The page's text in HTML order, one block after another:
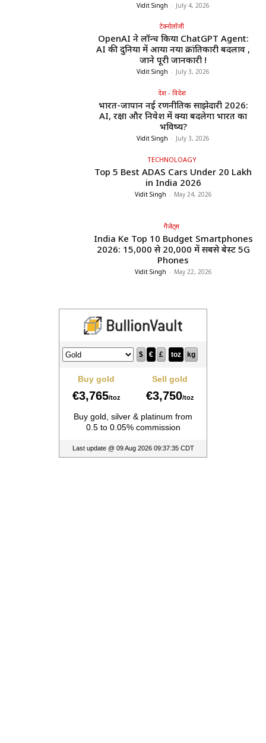
Vidit Singh - July 4, 2026
टेक्नोलॉजी
OpenAI ने लॉन्च किया ChatGPT Agent:
AI की दुनिया में आया नया क्रांतिकारी बदलाव ,
जाने पूरी जानकारी !
Vidit Singh - July 3, 2026
देश - विदेश
भारत-जापान नई रणनीतिक साझेदारी 2026:
AI, रक्षा और निवेश में क्या बदलेगा भारत का
भविष्य?
Vidit Singh - July 3, 2026
TECHNOLOAGY
Top 5 Best ADAS Cars Under ₹20 Lakh
in India 2026
Vidit Singh - May 24, 2026
गैजेट्स
India Ke Top 10 Budget Smartphones
2026: ₹15,000 से ₹20,000 में सबसे बेस्ट 5G
Phones
Vidit Singh - May 22, 2026